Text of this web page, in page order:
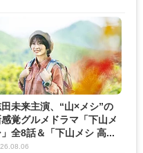
未来主演、“山×メシ”の
覚グルメドラマ「下山メ
」全8話＆「下山メシ 高...